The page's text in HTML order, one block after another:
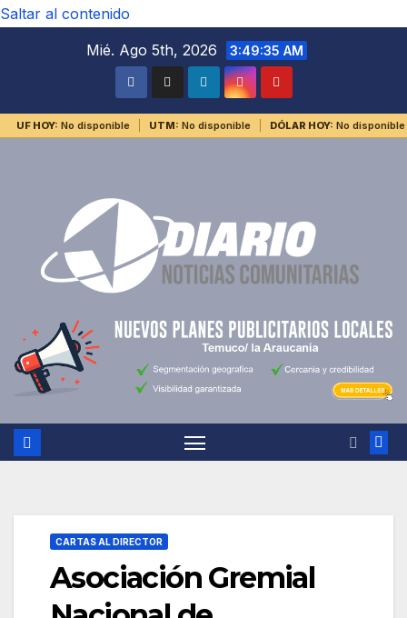
Saltar al contenido
Mié. Ago 5th, 2026
3:49:35 AM
UF HOY: No disponible UTM: No disponible DÓLAR HOY: No disponible
CARTAS AL DIRECTOR
Asociación Gremial